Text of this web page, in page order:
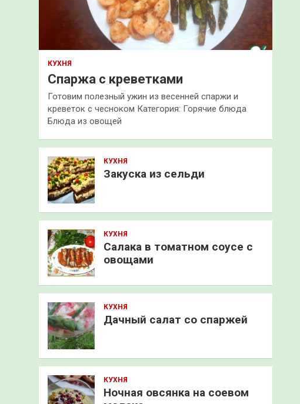
КУХНЯ
Спаржа с креветками
Готовим полезный ужин из весенней спаржи и
креветок с чесноком Категория: Горячие блюда
Блюда из овощей
КУХНЯ
Закуска из сельди
КУХНЯ
Салака в томатном соусе с
овощами
КУХНЯ
Дачный салат со спаржей
КУХНЯ
Ночная овсянка на соевом